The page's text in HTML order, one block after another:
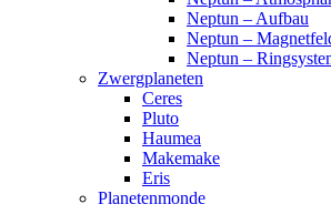
Neptun – Aufbau
Neptun –
Neptun –
Zwergplaneten
Ceres
Pluto
Haumea
Makemake
Eris
Planetenmonde